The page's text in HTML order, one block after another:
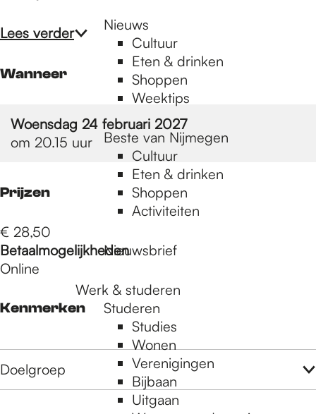
Nieuws
Cultuur
Eten & drinken
Shoppen
Weektips
Beste van Nijmegen
Cultuur
Eten & drinken
Shoppen
Activiteiten
Nieuwsbrief
Werk & studeren
Studeren
Studies
Wonen
Verenigingen
Bijbaan
Uitgaan
Lees verder
Wanneer
Woensdag 24 februari 2027
om 20.15 uur
Prijzen
€ 28,50
Betaalmogelijkheden
Online
Kenmerken
Doelgroep